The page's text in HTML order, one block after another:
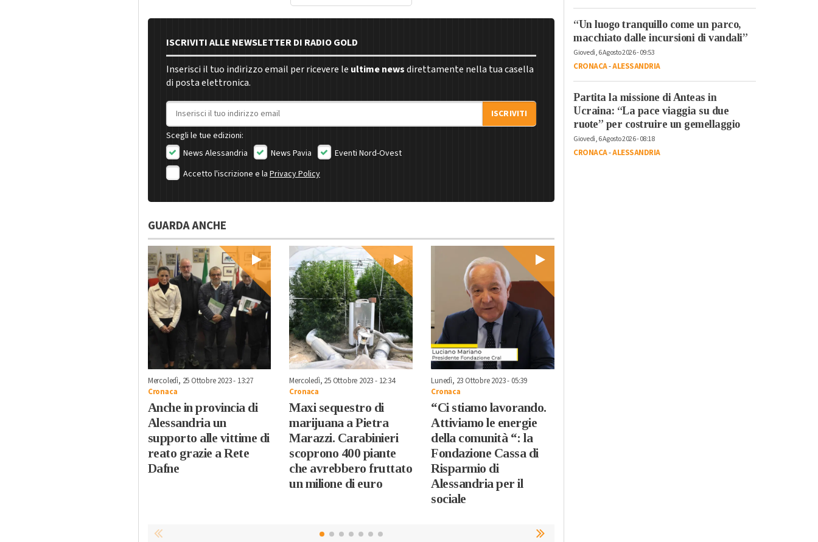
ISCRIVITI ALLE NEWSLETTER DI RADIO GOLD
Inserisci il tuo indirizzo email per ricevere le ultime newsdirettamente nella tua casella
di posta elettronica.
Indirizzo email
ISCRIVITI
Scegli le tue edizioni:
News Alessandria
News Pavia
Eventi Nord-Ovest
Accetto l'iscrizione e laPrivacy Policy
GUARDA ANCHE
Mercoledì, 25 Ottobre 2023 - 13:27
Cronaca
Anche in provincia di
Alessandria un
supporto alle vittime di
reato grazie a Rete
Dafne
Mercoledì, 25 Ottobre 2023 - 12:34
Cronaca
Maxi sequestro di
marijuana a Pietra
Marazzi. Carabinieri
scoprono 400 piante
che avrebbero fruttato
un milione di euro
Lunedì, 23 Ottobre 2023 - 05:39
Cronaca
“Ci stiamo lavorando.
Attiviamo le energie
della comunità “: la
Fondazione Cassa di
Risparmio di
Alessandria per il
sociale
“Un luogo tranquillo come un parco,
macchiato dalle incursioni di vandali”
Giovedì, 6 Agosto 2026 - 09:53
CRONACA-ALESSANDRIA
Partita la missione di Anteas in
Ucraina: “La pace viaggia su due
ruote” per costruire un gemellaggio
Giovedì, 6 Agosto 2026 - 08:18
CRONACA-ALESSANDRIA